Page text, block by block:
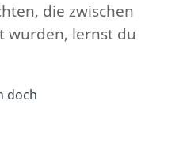
die zwischen
wurden, lernst du
doch